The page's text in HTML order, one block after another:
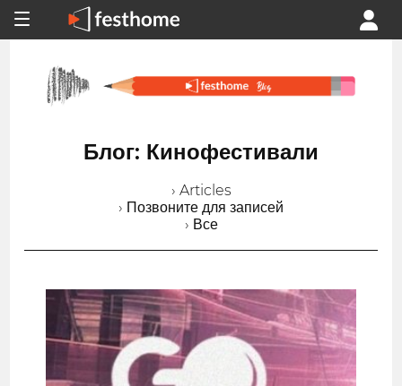
Блог: Кинофестивали
› Articles
› Позвоните для записей
› Все